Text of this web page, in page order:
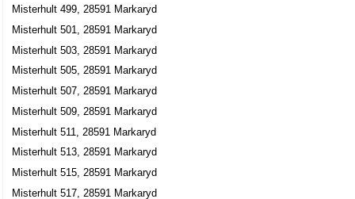
Misterhult 499, 28591 Markaryd
Misterhult 501, 28591 Markaryd
Misterhult 503, 28591 Markaryd
Misterhult 505, 28591 Markaryd
Misterhult 507, 28591 Markaryd
Misterhult 509, 28591 Markaryd
Misterhult 511, 28591 Markaryd
Misterhult 513, 28591 Markaryd
Misterhult 515, 28591 Markaryd
Misterhult 517, 28591 Markaryd